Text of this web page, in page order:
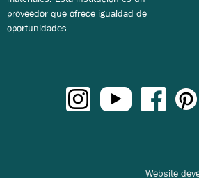
proveedor que ofrece igualdad de
oportunidades.
Website